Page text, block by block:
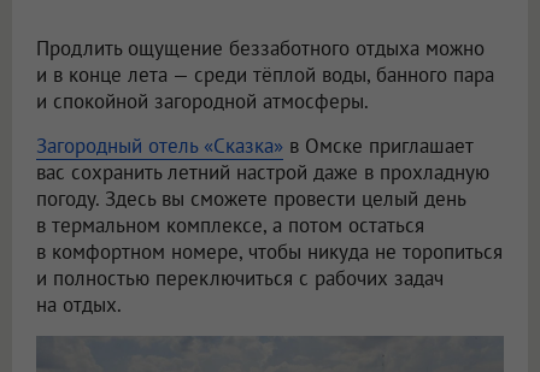
Продлить ощущение беззаботного отдыха можно
и в конце лета — среди тёплой воды, банного пара
и спокойной загородной атмосферы.
Загородный отель «Сказка» в Омске приглашает
вас сохранить летний настрой даже в прохладную
погоду. Здесь вы сможете провести целый день
в термальном комплексе, а потом остаться
в комфортном номере, чтобы никуда не торопиться
и полностью переключиться с рабочих задач
на отдых.